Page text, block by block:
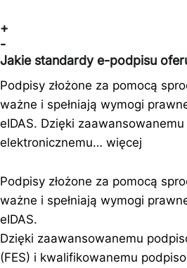
+
-
Jakie standardy e-podpisu
Podpisy złożone za pomocą
ważne i spełniają wymogi
eIDAS. Dzięki
elektronicznemu… więcej
Podpisy złożone za pomocą
ważne i spełniają wymogi
eIDAS.
Dzięki zaawansowanemu
(FES) i kwalifikowanemu